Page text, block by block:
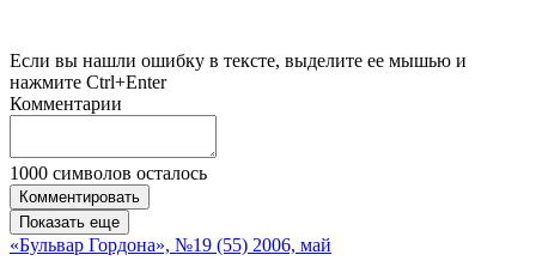
Если вы нашли ошибку в тексте, выделите ее мышью и
нажмите Ctrl+Enter
Комментарии
1000 символов осталось
Комментировать
Показать еще
«Бульвар Гордона», №19 (55) 2006, май